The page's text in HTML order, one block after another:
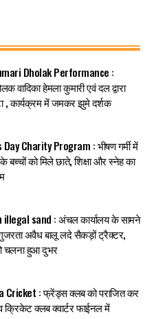
Dholak Performance :
वादिका हेमला कुमारी एवं दल द्वारा
, कार्यक्रम में जमकर झुमे दर्शक
Day Charity Program : भीषण गर्मी में
बच्चों को मिले छाते, शिक्षा और स्नेह का
illegal sand : अंचल कार्यालय के सामने
अवैध बालू लदे सैकड़ों ट्रैक्टर,
चलना हुआ दुभर
Cricket : फ्रेंड्स क्लब को पराजित कर
क्रिकेट क्लब क्वार्टर फाईनल में